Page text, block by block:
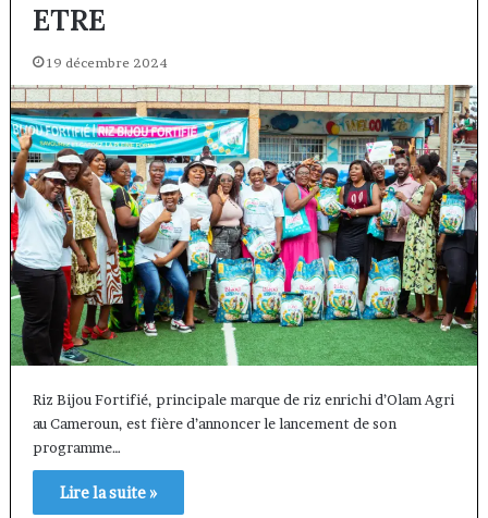
ETRE
19 décembre 2024
Riz Bijou Fortifié, principale marque de riz enrichi d’Olam Agri
au Cameroun, est fière d’annoncer le lancement de son
programme…
Lire la suite »